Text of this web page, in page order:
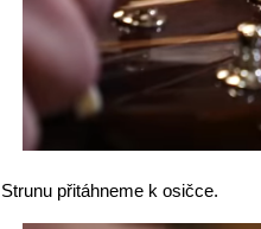
Strunu přitáhneme k osičce.